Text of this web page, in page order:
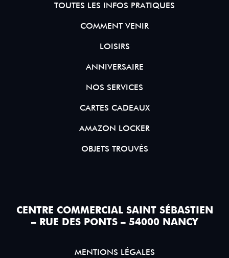
TOUTES LES INFOS PRATIQUES
COMMENT VENIR
LOISIRS
ANNIVERSAIRE
NOS SERVICES
CARTES CADEAUX
AMAZON LOCKER
OBJETS TROUVÉS
CENTRE COMMERCIAL SAINT SÉBASTIEN
– RUE DES PONTS – 54000 NANCY
MENTIONS LÉGALES